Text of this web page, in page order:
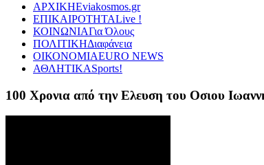
ΑΡΧΙΚΗEviakosmos.gr
ΕΠΙΚΑΙΡΟΤΗΤΑLive !
ΚΟΙΝΩΝΙΑΓια Όλους
ΠΟΛΙΤΙΚΗΔιαφάνεια
ΟΙΚΟΝΟΜΙΑEURO NEWS
ΑΘΛΗΤΙΚΑSports!
100 Χρονια από την Ελευση του Οσιου